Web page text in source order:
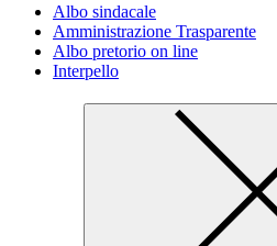
Albo sindacale
Amministrazione Trasparente
Albo pretorio on line
Interpello